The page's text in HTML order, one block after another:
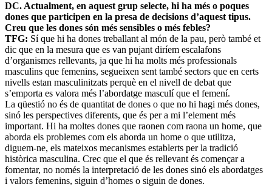
DC. Actualment, en aquest grup selecte, hi ha més o poques
dones que participen en la presa de decisions d’aquest tipus.
Creu que les dones són més sensibles o més febles?
TFG: Sí que hi ha dones treballant al món de la pau, però també et
dic que en la mesura que es van pujant diríem escalafons
d’organismes rellevants, ja que hi ha molts més professionals
masculins que femenins, segueixen sent també sectors que en certs
nivells estan masculinitzats perquè en el nivell de debat que
s’emporta es valora més l’abordatge masculí que el femení.
La qüestió no és de quantitat de dones o que no hi hagi més dones,
sinó les perspectives diferents, que és per a mi l’element més
important. Hi ha moltes dones que raonen com raona un home, que
aborda els problemes com els aborda un home o que utilitza,
diguem-ne, els mateixos mecanismes establerts per la tradició
històrica masculina. Crec que el que és rellevant és començar a
fomentar, no només la interpretació de les dones sinó els abordatges
i valors femenins, siguin d’homes o siguin de dones.